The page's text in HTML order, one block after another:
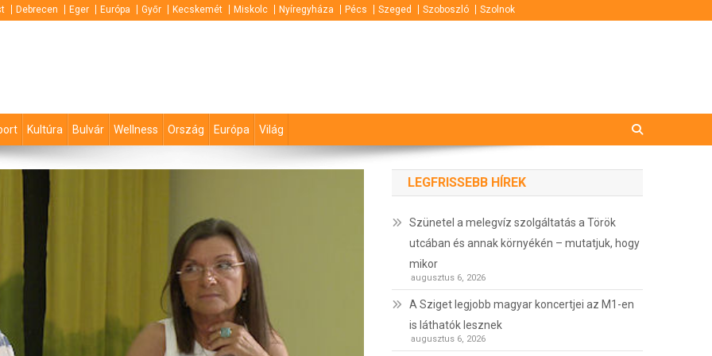
Debrecen Eger Európa Győr Kecskemét Miskolc Nyíregyháza Pécs Szeged Szoboszló Szolnok
Kultúra Bulvár Wellness Ország Európa Világ
LEGFRISSEBB HÍREK
Szünetel a melegvíz szolgáltatás a Török
utcában és annak környékén – mutatjuk, hogy
mikor
augusztus 6, 2026
A Sziget legjobb magyar koncertjei az M1-en
is láthatók lesznek
augusztus 6, 2026